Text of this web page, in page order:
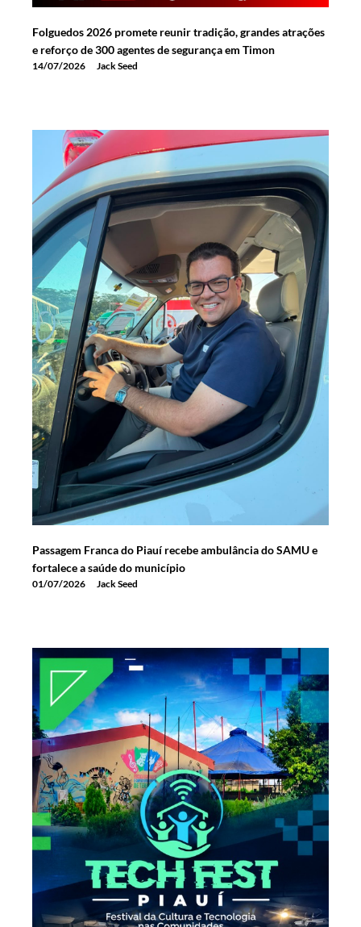
Folguedos 2026 promete reunir tradição, grandes atrações
e reforço de 300 agentes de segurança em Timon
14/07/2026 Jack Seed
Passagem Franca do Piauí recebe ambulância do SAMU e
fortalece a saúde do município
01/07/2026 Jack Seed